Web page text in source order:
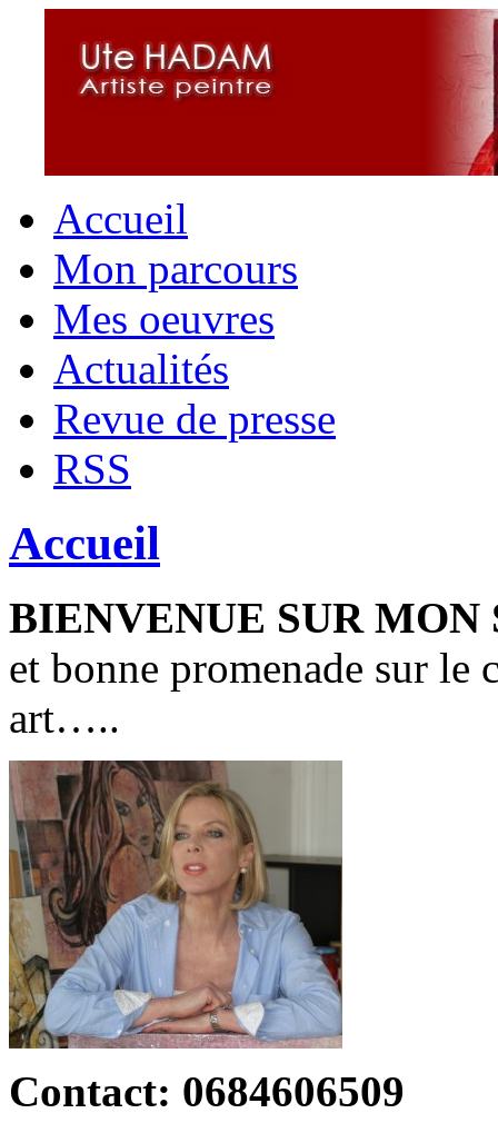
Accueil
Mon parcours
Mes oeuvres
Actualités
Revue de presse
RSS
Accueil
BIENVENUE SUR MON
et bonne promenade sur le
art…..
Contact: 0684606509